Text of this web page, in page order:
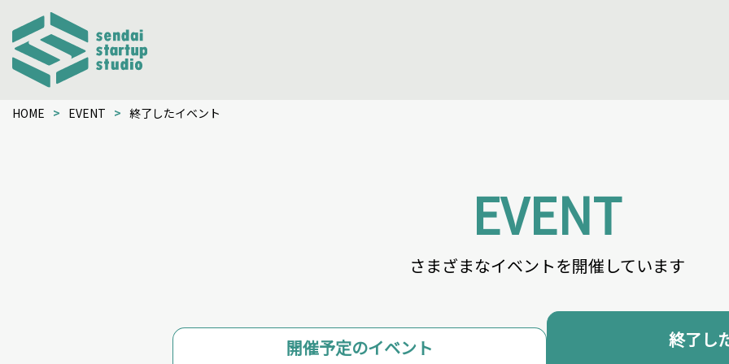
HOME EVENT 終了したイベント
EVENT
さまざまなイベントを開催しています
開催予定のイベント 終了し